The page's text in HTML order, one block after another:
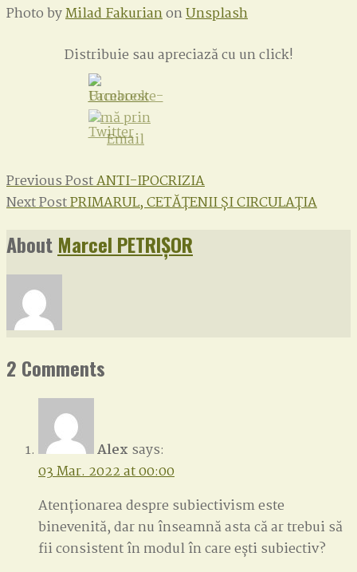
Photo byMilad FakurianonUnsplash
Distribuie sau apreciază cu un click!
Post
navigation
Previous PostPrevious
post:
ANTI-IPOCRIZIA
Next PostNext
PRIMARUL, CETĂȚENII ȘI CIRCULAȚIA
About Marcel PETRIȘOR
2 Comments
Alex says:
03 Mar. 2022 at 00:00
Atenționarea despre subiectivism este
binevenită, dar nu înseamnă asta că ar trebui să
fii consistent în modul în care ești subiectiv?